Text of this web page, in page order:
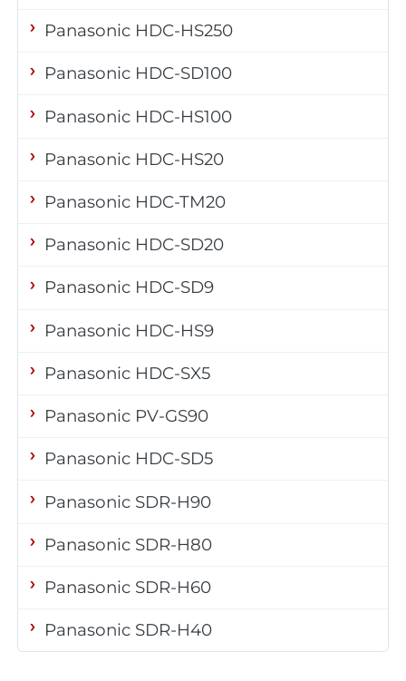
Panasonic HDC-HS250
Panasonic HDC-SD100
Panasonic HDC-HS100
Panasonic HDC-HS20
Panasonic HDC-TM20
Panasonic HDC-SD20
Panasonic HDC-SD9
Panasonic HDC-HS9
Panasonic HDC-SX5
Panasonic PV-GS90
Panasonic HDC-SD5
Panasonic SDR-H90
Panasonic SDR-H80
Panasonic SDR-H60
Panasonic SDR-H40